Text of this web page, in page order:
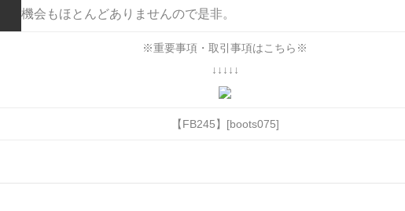
機会もほとんどありませんので是非。
※重要事項・取引事項はこちら※
↓↓↓↓↓
【FB245】[boots075]